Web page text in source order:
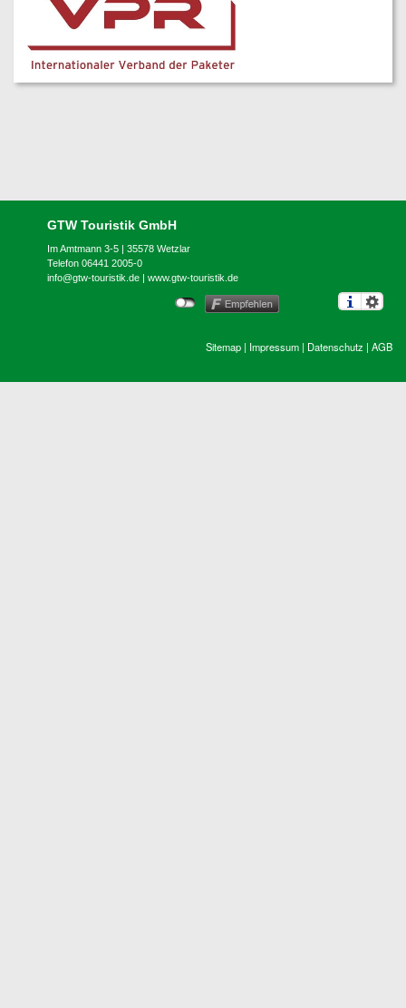
GTW Touristik GmbH
Im Amtmann 3-5 | 35578 Wetzlar
Telefon 06441 2005-0
info@gtw-touristik.de |www.gtw-touristik.de
Sitemap | Impressum | Datenschutz | AGB